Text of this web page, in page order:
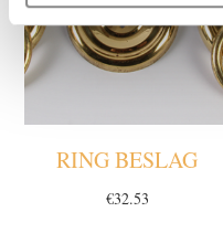
RING BESLAG
€32.53